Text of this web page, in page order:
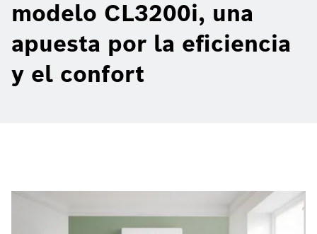
modelo CL3200i, una
apuesta por la eficiencia
y el confort